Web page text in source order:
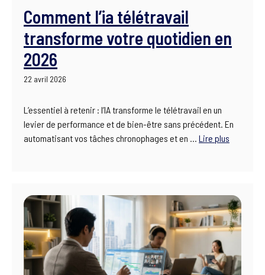
Comment l’ia télétravail
transforme votre quotidien en
2026
22 avril 2026
L’essentiel à retenir : l’IA transforme le télétravail en un
levier de performance et de bien-être sans précédent. En
automatisant vos tâches chronophages et en … Lire plus